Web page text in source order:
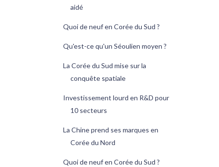
aidé
Quoi de neuf en Corée du Sud ?
Qu'est-ce qu'un Séoulien moyen ?
La Corée du Sud mise sur la
conquête spatiale
Investissement lourd en R&D pour
10 secteurs
La Chine prend ses marques en
Corée du Nord
Quoi de neuf en Corée du Sud ?